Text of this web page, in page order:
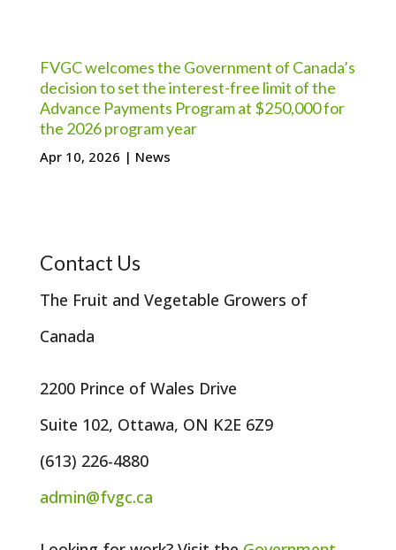
FVGC welcomes the Government of Canada’s
decision to set the interest-free limit of the
Advance Payments Program at $250,000 for
the 2026 program year
Apr 10, 2026 | News
Contact Us
The Fruit and Vegetable Growers of
Canada
2200 Prince of Wales Drive
Suite 102, Ottawa, ON K2E 6Z9
(613) 226-4880
admin@fvgc.ca